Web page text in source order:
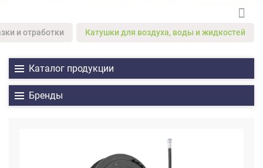
и отработки Катушки для воздуха, воды и жидкостей
Каталог продукции
Бренды